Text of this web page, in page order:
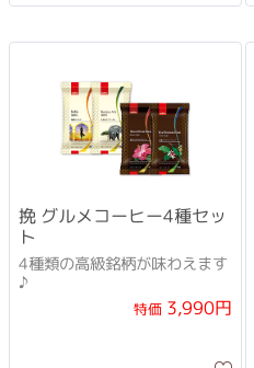
挽 グルメコーヒー4種セッ
ト
4種類の高級銘柄が味わえます
♪
特価3,990円